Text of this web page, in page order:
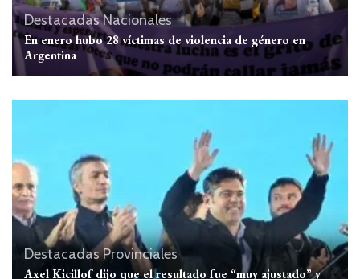
DestacadasNacionales
En enero hubo 28 víctimas de violencia de género en
Argentina
DestacadasProvinciales
Axel Kicillof dijo que el resultado fue “muy ajustado” y